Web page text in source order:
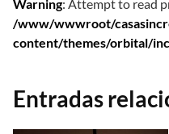
Warning: Attempt to read
/www/wwwroot/
content/themes/orbital/
Entradas